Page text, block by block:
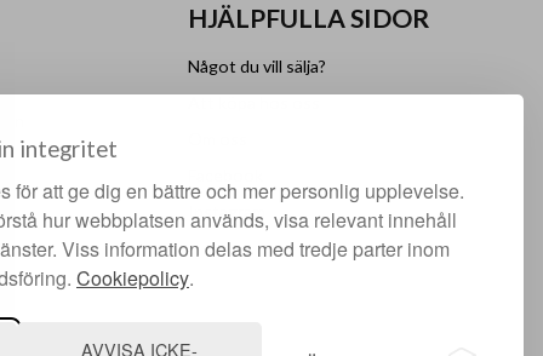
integritet
för att ge dig en bättre och mer personlig upplevelse.
hur webbplatsen används, visa relevant innehåll
Viss information delas med tredje parter inom
Cookiepolicy.
AVVISA ICKE-
HJÄLPFULLA SIDOR
Något du vill sälja?
Instagram